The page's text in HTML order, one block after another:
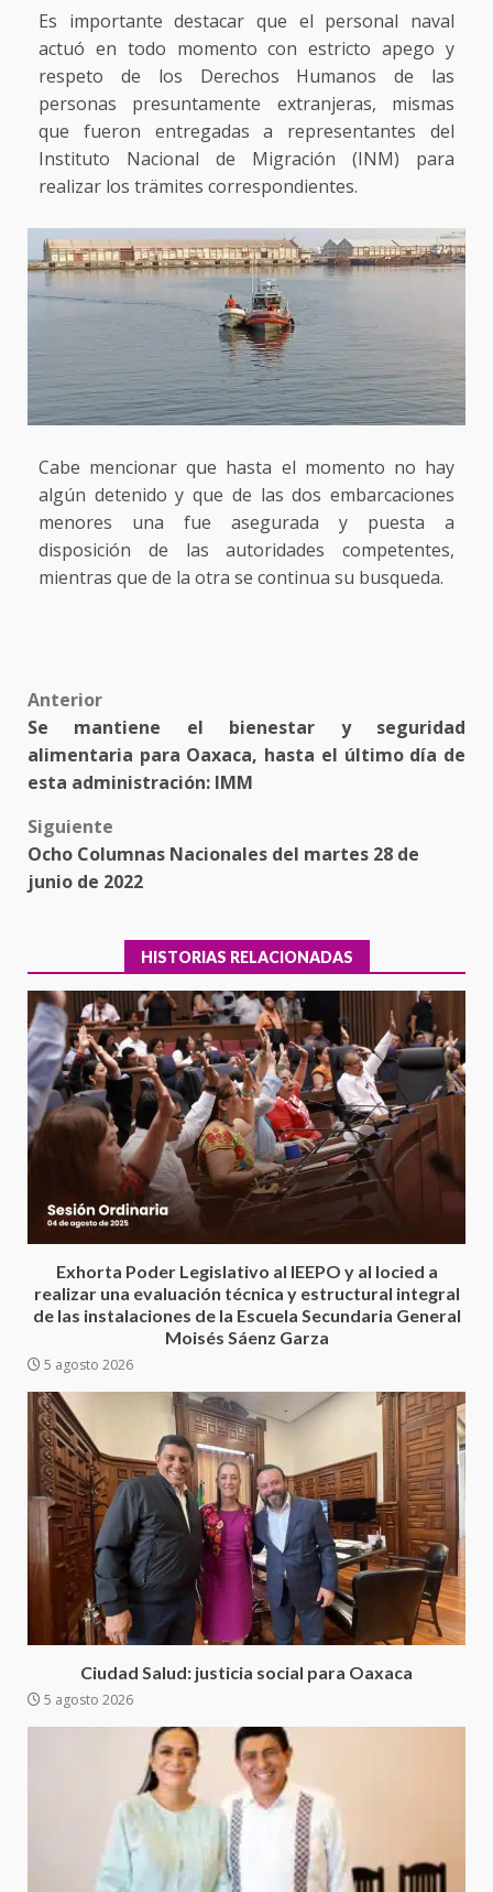
Es importante destacar que el personal naval
actuó en todo momento con estricto apego y
respeto de los Derechos Humanos de las
personas presuntamente extranjeras, mismas
que fueron entregadas a representantes del
Instituto Nacional de Migración (INM) para
realizar los trämites correspondientes.
Cabe mencionar que hasta el momento no hay
algún detenido y que de las dos embarcaciones
menores una fue asegurada y puesta a
disposición de las autoridades competentes,
mientras que de la otra se continua su busqueda.
Post
navigation
Anterior
Se mantiene el bienestar y seguridad
alimentaria para Oaxaca, hasta el último día de
esta administración: IMM
Siguiente
Ocho Columnas Nacionales del martes 28 de
junio de 2022
HISTORIAS RELACIONADAS
Exhorta Poder Legislativo al IEEPO y al Iocied a
realizar una evaluación técnica y estructural integral
de las instalaciones de la Escuela Secundaria General
Moisés Sáenz Garza
5 agosto 2026
Ciudad Salud: justicia social para Oaxaca
5 agosto 2026
3
Encuentro de Ariadna Montiel
con el Gobernador Salomón Jara
Cruz reafirma la consolidación
de la transformación en
territorio oaxaqueño
30 julio 2026
4
Juan Mazatlán
20 julio 2026
5
Sanciona Municipio de Oaxaca
de Juárez caso de maltrato
animal tras denuncia ciudadana
16 julio 2026
Detienen a Ernesto Ruffo en Baja
California; FGR lo investiga por
presuntos delitos de
16 julio 2026
Sin paso carretera Oaxaca-
Cuacnopalan
26 junio 2026